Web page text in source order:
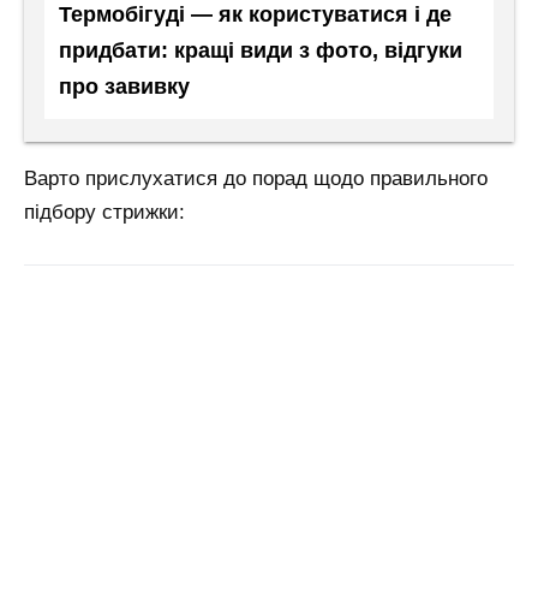
Термобігуді — як користуватися і де
придбати: кращі види з фото, відгуки
про завивку
Варто прислухатися до порад щодо правильного
підбору стрижки: